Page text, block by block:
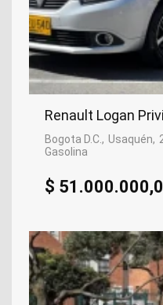
Renault Logan
Bogota D.C. Usaquén
Gasolina
$